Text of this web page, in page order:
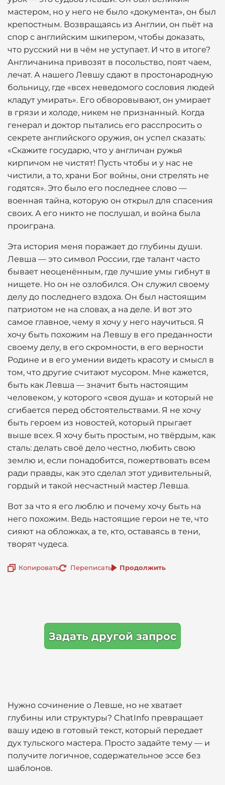
мастером, но у него не было «документа», он был
крепостным. Возвращаясь из Англии, он пьёт на
спор с английским шкипером, чтобы доказать,
что русский ни в чём не уступает. И что в итоге?
Англичанина привозят в посольство, поят чаем,
лечат. А нашего Левшу сдают в простонародную
больницу, где «всех неведомого сословия людей
кладут умирать». Его обворовывают, он умирает
в грязи и холоде, никем не признанный. Когда
генерал и доктор пытались его расспросить о
секрете английского оружия, он успел сказать:
«Скажите государю, что у англичан ружья
кирпичом не чистят! Пусть чтобы и у нас не
чистили, а то, храни Бог войны, они стрелять не
годятся». Это было его последнее слово —
военная тайна, которую он открыл для спасения
своих. А его никто не послушал, и война была
проиграна.
Эта история меня поражает до глубины души.
Левша — это символ России, где талант часто
бывает неоценённым, где лучшие умы гибнут в
нищете. Но он не озлобился. Он служил своему
делу до последнего вздоха. Он был настоящим
патриотом не на словах, а на деле. И вот это
самое главное, чему я хочу у него научиться. Я
хочу быть похожим на Левшу в его преданности
своему делу, в его скромности, в его верности
Родине и в его умении видеть красоту и смысл в
том, что другие считают мусором. Мне кажется,
быть как Левша — значит быть настоящим
человеком, у которого «своя душа» и который не
сгибается перед обстоятельствами. Я не хочу
быть героем из новостей, который прыгает
выше всех. Я хочу быть простым, но твёрдым, как
сталь: делать своё дело честно, любить свою
землю и, если понадобится, пожертвовать всем
ради правды, как это сделал этот удивительный,
гордый и такой несчастный мастер Левша.
Вот за что я его люблю и почему хочу быть на
него похожим. Ведь настоящие герои не те, что
сияют на обложках, а те, кто, оставаясь в тени,
творят чудеса.
Копировать Переписать Продолжить
Задать другой запрос
Нужно сочинение о Левше, но не хватает
глубины или структуры? ChatInfo превращает
вашу идею в готовый текст, который передает
дух тульского мастера. Просто задайте тему — и
получите логичное, содержательное эссе без
шаблонов.